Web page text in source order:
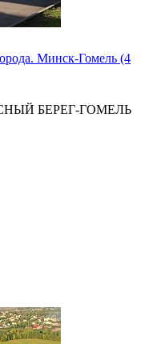
Минск-Гомель (4
БЕРЕГ-ГОМЕЛЬ